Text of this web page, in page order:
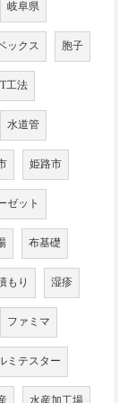
岐阜県
ックス 胞子
工法
水道管
姫路市
ゼット
布基礎
もり 湿疹
ファミマ
ミテスター